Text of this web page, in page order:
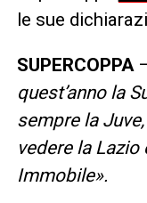
le sue
SUPERCOPPA
quest’anno la
sempre la
vedere la
Immobile».